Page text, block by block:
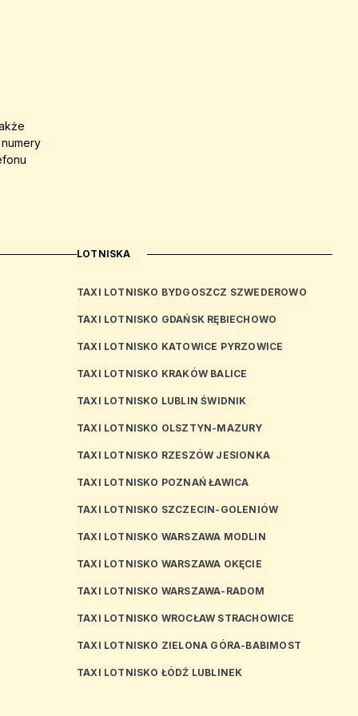
LOTNISKA
TAXI LOTNISKO BYDGOSZCZ SZWEDEROWO
TAXI LOTNISKO GDAŃSK RĘBIECHOWO
TAXI LOTNISKO KATOWICE PYRZOWICE
TAXI LOTNISKO KRAKÓW BALICE
TAXI LOTNISKO LUBLIN ŚWIDNIK
TAXI LOTNISKO OLSZTYN-MAZURY
TAXI LOTNISKO RZESZÓW JESIONKA
TAXI LOTNISKO POZNAŃ ŁAWICA
TAXI LOTNISKO SZCZECIN-GOLENIÓW
TAXI LOTNISKO WARSZAWA MODLIN
TAXI LOTNISKO WARSZAWA OKĘCIE
TAXI LOTNISKO WARSZAWA-RADOM
TAXI LOTNISKO WROCŁAW STRACHOWICE
TAXI LOTNISKO ZIELONA GÓRA-BABIMOST
TAXI LOTNISKO ŁÓDŹ LUBLINEK